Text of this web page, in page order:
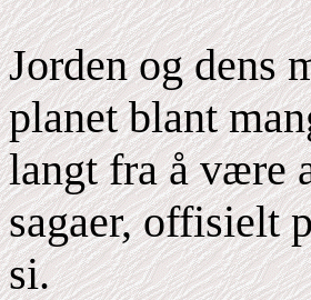
Jorden og dens
planet blant
langt fra å være
sagaer, offisielt
si.